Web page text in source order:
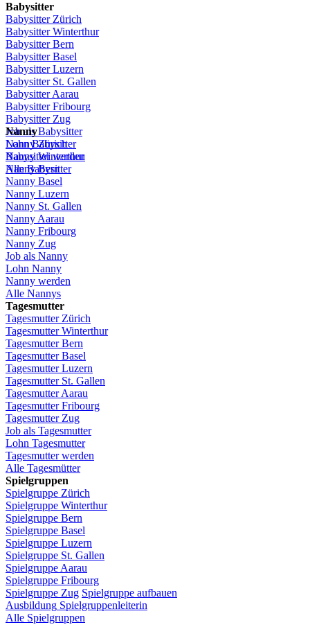
Babysitter
Babysitter Zürich
Babysitter Winterthur
Babysitter Bern
Babysitter Basel
BabysitterLuzern
Babysitter St. Gallen
BabysitterAarau
BabysitterFribourg
Babysitter Zug
JobalsBabysitter
LohnBabysitter
Babysitterwerden
Alle Babysitter
Nanny
NannyZürich
Nanny Winterthur
Nanny Bern
Nanny Basel
Nanny Luzern
Nanny St. Gallen
Nanny Aarau
Nanny Fribourg
Nanny Zug
Job als Nanny
Lohn Nanny
Nanny werden
Alle Nannys
Tagesmutter
Tagesmutter Zürich
TagesmutterWinterthur
TagesmutterBern
TagesmutterBasel
Tagesmutter Luzern
TagesmutterSt. Gallen
Tagesmutter Aarau
Tagesmutter Fribourg
Tagesmutter Zug
Job als Tagesmutter
Lohn Tagesmutter
Tagesmutter werden
Alle Tagesmütter
Spielgruppen
Spielgruppe Zürich
Spielgruppe Winterthur
Spielgruppe Bern
Spielgruppe Basel
Spielgruppe Luzern
Spielgruppe St. Gallen
Spielgruppe Aarau
Spielgruppe Fribourg
Spielgruppe Zug Spielgruppe aufbauen
Ausbildung Spielgruppenleiterin
Alle Spielgruppen